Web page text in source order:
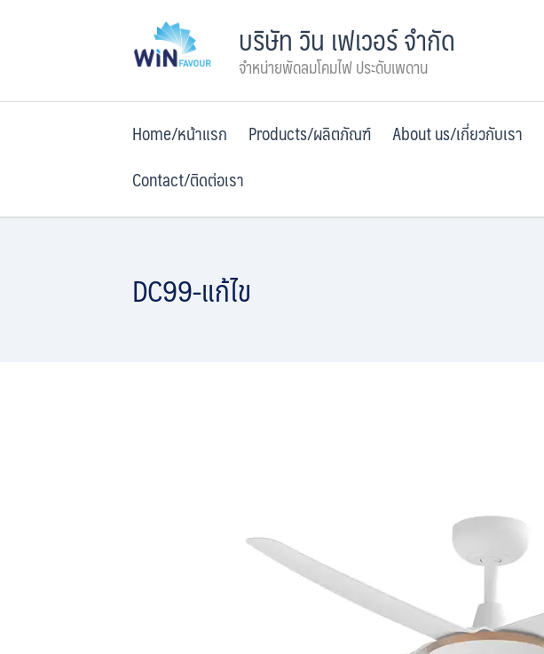
บริษัท วิน เฟเวอร์ จำกัด
จำหน่ายพัดลมโคมไฟ ประดับเพดาน
Home/หน้าแรก Products/ผลิตภัณฑ์ About us/เกี่ยวกับเรา
Contact/ติดต่อเรา
DC99-แก้ไข